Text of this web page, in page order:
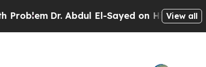
Dr. Abdul El-Sayed on Historic MichiganView all